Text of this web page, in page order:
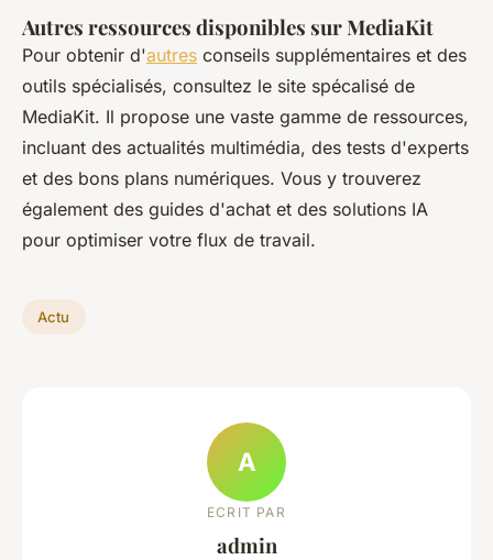
Autres ressources disponibles sur MediaKit
Pour obtenir d'autres conseils supplémentaires et des
outils spécialisés, consultez le site spécalisé de
MediaKit. Il propose une vaste gamme de ressources,
incluant des actualités multimédia, des tests d'experts
et des bons plans numériques. Vous y trouverez
également des guides d'achat et des solutions IA
pour optimiser votre flux de travail.
Actu
A
ECRIT PAR
admin